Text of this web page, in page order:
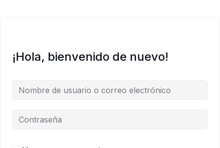
¡Hola, bienvenido de nuevo!